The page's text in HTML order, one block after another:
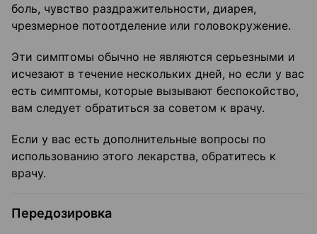
боль, чувство раздражительности, диарея,
чрезмерное потоотделение или головокружение.
Эти симптомы обычно не являются серьезными и
исчезают в течение нескольких дней, но если у вас
есть симптомы, которые вызывают беспокойство,
вам следует обратиться за советом к врачу.
Если у вас есть дополнительные вопросы по
использованию этого лекарства, обратитесь к
врачу.
Передозировка